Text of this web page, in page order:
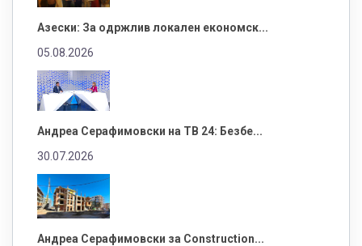
Азески: За одржлив локален економск...
05.08.2026
Андреа Серафимовски на ТВ 24: Безбе...
30.07.2026
Андреа Серафимовски за Construction...